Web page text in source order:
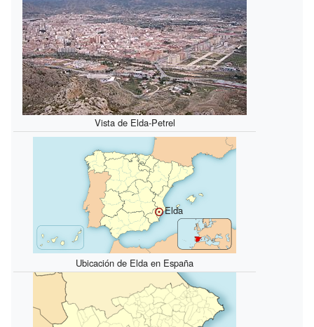
Vista de Elda-Petrel
Elda
Ubicación de Elda en España